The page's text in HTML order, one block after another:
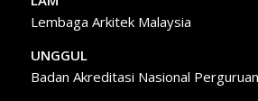
Lembaga Arkitek Malaysia
UNGGUL
Badan Akreditasi Nasional